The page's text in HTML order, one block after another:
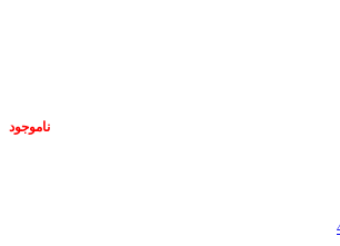
ناموجود